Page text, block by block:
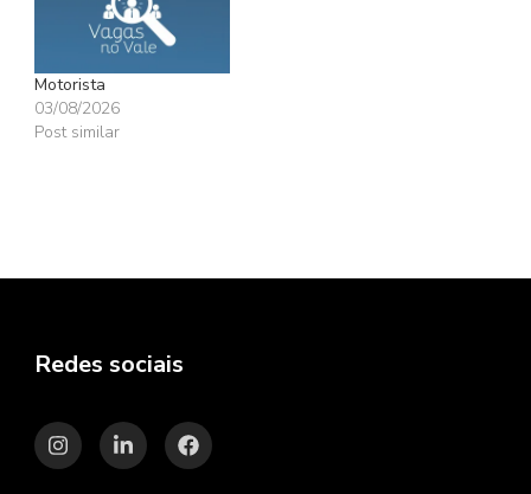
Motorista
03/08/2026
Post similar
Redes sociais